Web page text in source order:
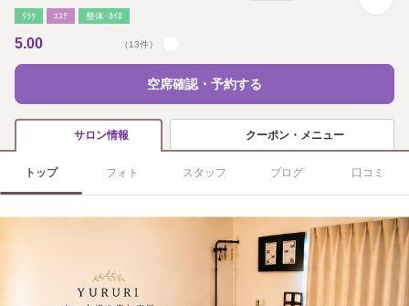
ﾘﾗｸ ｴｽﾃ 整体･ｶｲﾛ
5.00 （13件）
空席確認・予約する
サロン情報 クーポン・メニュー
トップ フォト スタッフ ブログ 口コミ